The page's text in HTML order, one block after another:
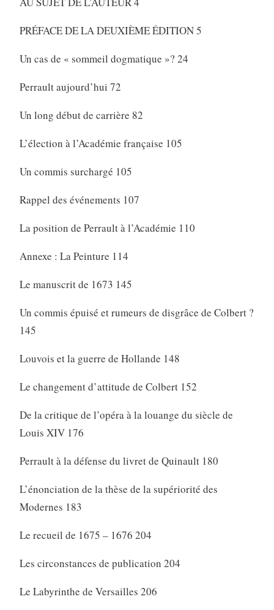
PRÉFACE DE LA DEUXIÈME ÉDITION 5
Un cas de « sommeil dogmatique »? 24
Perrault aujourd’hui 72
Un long début de carrière 82
L’élection à l’Académie française 105
Un commis surchargé 105
Rappel des événements 107
La position de Perrault à l’Académie 110
Annexe : La Peinture 114
Le manuscrit de 1673 145
Un commis épuisé et rumeurs de disgrâce de Colbert ?
145
Louvois et la guerre de Hollande 148
Le changement d’attitude de Colbert 152
De la critique de l’opéra à la louange du siècle de
Louis XIV 176
Perrault à la défense du livret de Quinault 180
L’énonciation de la thèse de la supériorité des
Modernes 183
Le recueil de 1675 – 1676 204
Les circonstances de publication 204
Le Labyrinthe de Versailles 206